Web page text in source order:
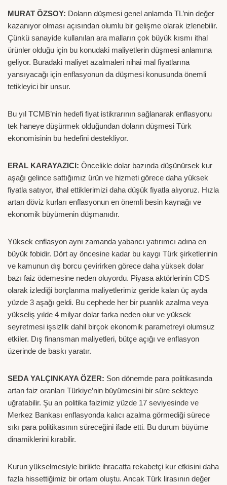
MURAT ÖZSOY: Doların düşmesi genel anlamda TL’nin değer
kazanıyor olması açısından olumlu bir gelişme olarak izlenebilir.
Çünkü sanayide kullanılan ara malların çok büyük kısmı ithal
ürünler olduğu için bu konudaki maliyetlerin düşmesi anlamına
geliyor. Buradaki maliyet azalmaleri nihai mal fiyatlarına
yansıyacağı için enflasyonun da düşmesi konusunda önemli
tetikleyici bir unsur.
Bu yıl TCMB’nin hedefi fiyat istikrarının sağlanarak enflasyonu
tek haneye düşürmek olduğundan doların düşmesi Türk
ekonomisinin bu hedefini destekliyor.
ERAL KARAYAZICI: Öncelikle dolar bazında düşünürsek kur
aşağı gelince sattığımız ürün ve hizmeti görece daha yüksek
fiyatla satıyor, ithal ettiklerimizi daha düşük fiyatla alıyoruz. Hızla
artan döviz kurları enflasyonun en önemli besin kaynağı ve
ekonomik büyümenin düşmanıdır.
Yüksek enflasyon aynı zamanda yabancı yatırımcı adına en
büyük fobidir. Dört ay öncesine kadar bu kaygı Türk şirketlerinin
ve kamunun dış borcu çevirirken görece daha yüksek dolar
bazı faiz ödemesine neden oluyordu. Piyasa aktörlerinin CDS
olarak izlediği borçlanma maliyetlerimiz geride kalan üç ayda
yüzde 3 aşağı geldi. Bu cephede her bir puanlık azalma veya
yükseliş yılde 4 milyar dolar farka neden olur ve yüksek
seyretmesi işsizlik dahil birçok ekonomik parametreyi olumsuz
etkiler. Dış finansman maliyetleri, bütçe açığı ve enflasyon
üzerinde de baskı yaratır.
SEDA YALÇINKAYA ÖZER: Son dönemde para politikasında
artan faiz oranları Türkiye’nin büyümesini bir süre sekteye
uğratabilir. Şu an politika faizimiz yüzde 17 seviyesinde ve
Merkez Bankası enflasyonda kalıcı azalma görmediği sürece
sıkı para politikasının süreceğini ifade etti. Bu durum büyüme
dinamiklerini kırabilir.
Kurun yükselmesiyle birlikte ihracatta rekabetçi kur etkisini daha
fazla hissettiğimiz bir ortam oluştu. Ancak Türk lirasının değer